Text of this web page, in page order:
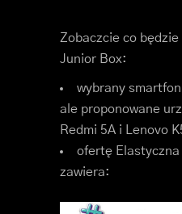
Zobaczcie co będzie
Junior Box:
wybrany
ale proponowane
Redmi 5A i Lenovo
ofertę Elastyczna
zawiera: